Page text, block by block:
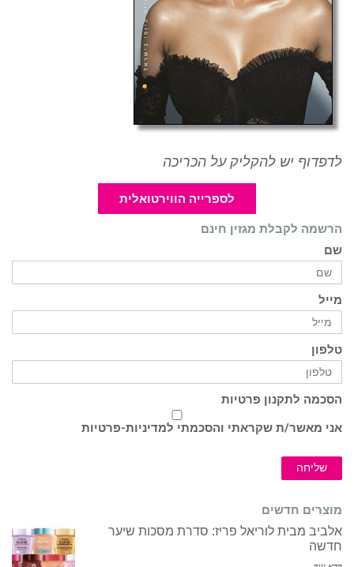
לדפדוף יש להקליק על הכריכה
לספרייה הווירטואלית
הרשמה לקבלת מגזין חינם
שם
מייל
טלפון
הסכמה לתקנון פרטיות
אני מאשר/ת שקראתי והסכמתי למדיניות-פרטיות
שליחה
מוצרים חדשים
אלביב מבית לוריאל פריז: סדרת מסכות שיער
חדשה